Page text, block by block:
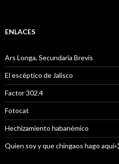
ENLACES
Ars Longa, Secundaria Brevis
El escéptico de Jalisco
Factor 302.4
Fotocat
Hechizamiento habanémico
Quien soy y que chingaos hago aquí»¦